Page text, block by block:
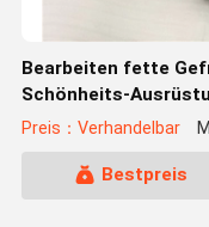
Bearbeiten fette
Schönheits-
das Abnehmen der
Preis：Verhandelbar
Bestpreis